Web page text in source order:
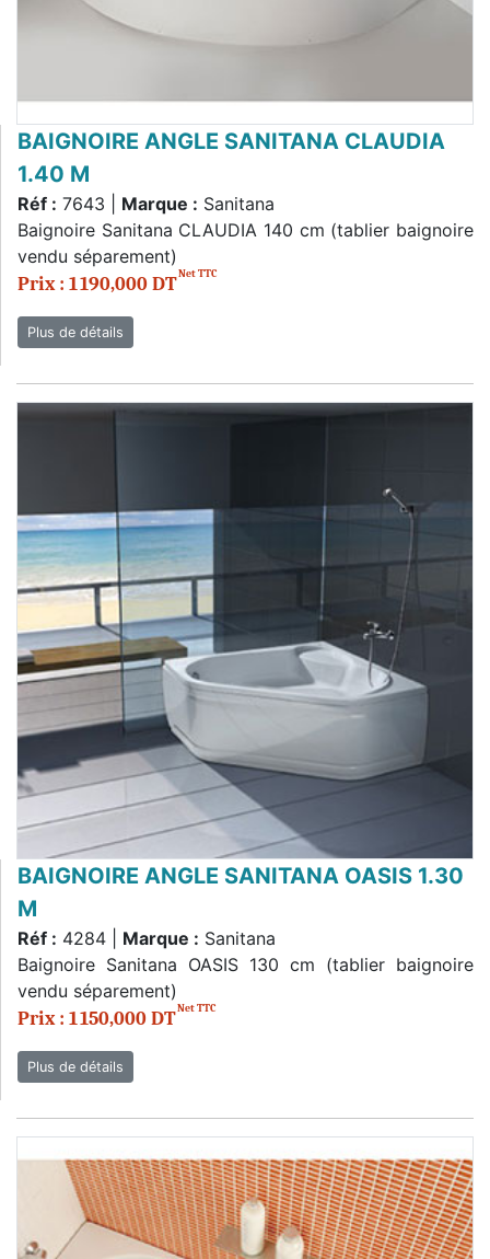
BAIGNOIRE ANGLE SANITANA CLAUDIA
1.40 M
Réf : 7643 | Marque : Sanitana
Baignoire Sanitana CLAUDIA 140 cm (tablier baignoire
vendu séparement)
Prix : 1 190,000 DTNet TTC
Plus de détails
BAIGNOIRE ANGLE SANITANA OASIS 1.30
M
Réf : 4284 | Marque : Sanitana
Baignoire Sanitana OASIS 130 cm (tablier baignoire
vendu séparement)
Prix : 1 150,000 DTNet TTC
Plus de détails